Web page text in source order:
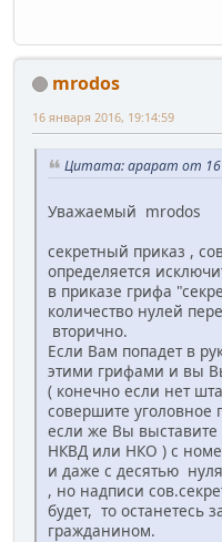
mrodos
16 января 2016, 19:14:59
Цитата: арарат от 16
Уважаемый mrodos
секретный приказ ,
определяется
в приказе грифа
количество нулей
вторично.
Если Вам попадет в
этими грифами и вы
( конечно если нет
совершите уголовное
если же Вы выставите
НКВД или НКО ) с
и даже с десятью
, но надписи
будет, то останетесь
гражданином.